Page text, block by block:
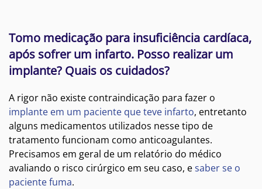
Tomo medicação para insuficiência cardíaca,
após sofrer um infarto. Posso realizar um
implante? Quais os cuidados?
A rigor não existe contraindicação para fazer o
implante em um paciente que teve infarto, entretanto
alguns medicamentos utilizados nesse tipo de
tratamento funcionam como anticoagulantes.
Precisamos em geral de um relatório do médico
avaliando o risco cirúrgico em seu caso, esaber se o
paciente fuma.